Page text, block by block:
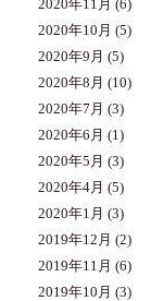
2020年11月 (6)
2020年10月 (5)
2020年9月 (5)
2020年8月 (10)
2020年7月 (3)
2020年6月 (1)
2020年5月 (3)
2020年4月 (5)
2020年1月 (3)
2019年12月 (2)
2019年11月 (6)
2019年10月 (3)